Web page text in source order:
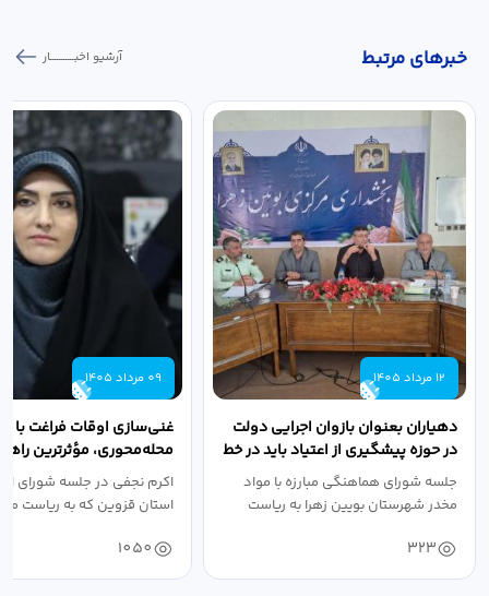
خبر‌های مرتبط آرشیو اخبـــــــــــار
12 مرداد 1405
دهیاران بعنوان بازوان اجرایی دولت
در حوزه پیشگیری از اعتیاد باید در خط
مقدم...
جلسه شورای هماهنگی مبارزه با مواد
مخدر شهرستان بویین زهرا به ریاست
323
09 مرداد 1405
غنی‌سازی اوقات فراغت با
محله‌محوری، مؤثرترین
پیشگیری از...
اکرم نجفی در جلسه شورای
استان قزوین که به ریاست
1050